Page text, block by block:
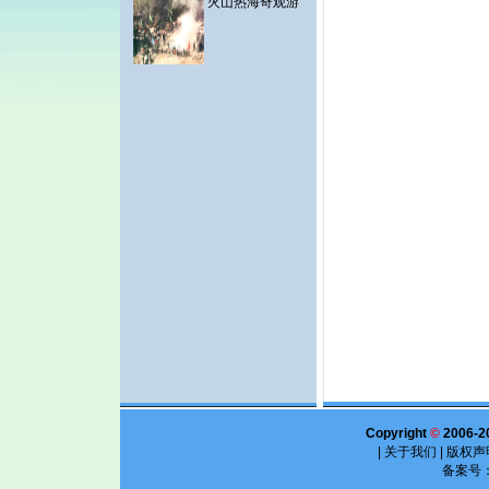
Copyright © 2006-
关于我们
版权
备案号